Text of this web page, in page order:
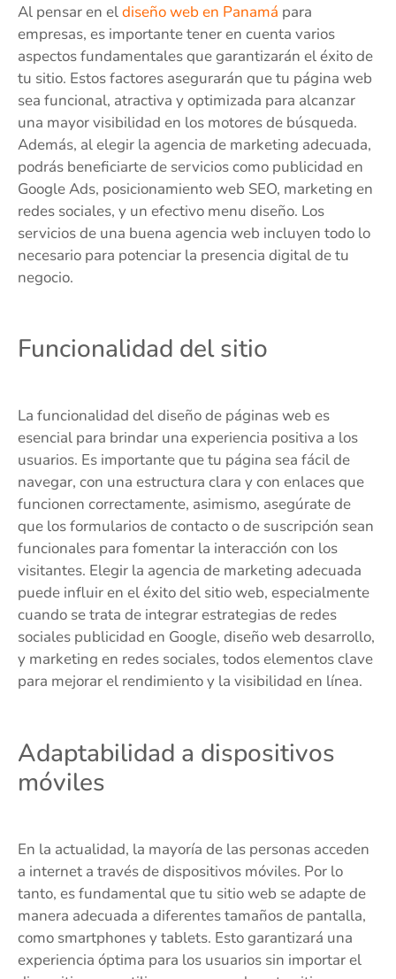
Al pensar en eldiseño web en Panamá para
empresas, es importante tener en cuenta varios
aspectos fundamentales que garantizarán el éxito de
tu sitio. Estos factores asegurarán que tu página web
sea funcional, atractiva y optimizada para alcanzar
una mayor visibilidad en los motores de búsqueda.
Además, al elegir la agencia de marketing adecuada,
podrás beneficiarte de servicios como publicidad en
Google Ads, posicionamiento web SEO, marketing en
redes sociales, y un efectivo menu diseño. Los
servicios de una buena agencia web incluyen todo lo
necesario para potenciar la presencia digital de tu
negocio.
Funcionalidad del sitio
La funcionalidad del diseño de páginas web es
esencial para brindar una experiencia positiva a los
usuarios. Es importante que tu página sea fácil de
navegar, con una estructura clara y con enlaces que
funcionen correctamente, asimismo, asegúrate de
que los formularios de contacto o de suscripción sean
funcionales para fomentar la interacción con los
visitantes. Elegir la agencia de marketing adecuada
puede influir en el éxito del sitio web, especialmente
cuando se trata de integrar estrategias de redes
sociales publicidad en Google, diseño web desarrollo,
y marketing en redes sociales, todos elementos clave
para mejorar el rendimiento y la visibilidad en línea.
Adaptabilidad a dispositivos
móviles
En la actualidad, la mayoría de las personas acceden
a internet a través de dispositivos móviles. Por lo
tanto, es fundamental que tu sitio web se adapte de
manera adecuada a diferentes tamaños de pantalla,
como smartphones y tablets. Esto garantizará una
experiencia óptima para los usuarios sin importar el